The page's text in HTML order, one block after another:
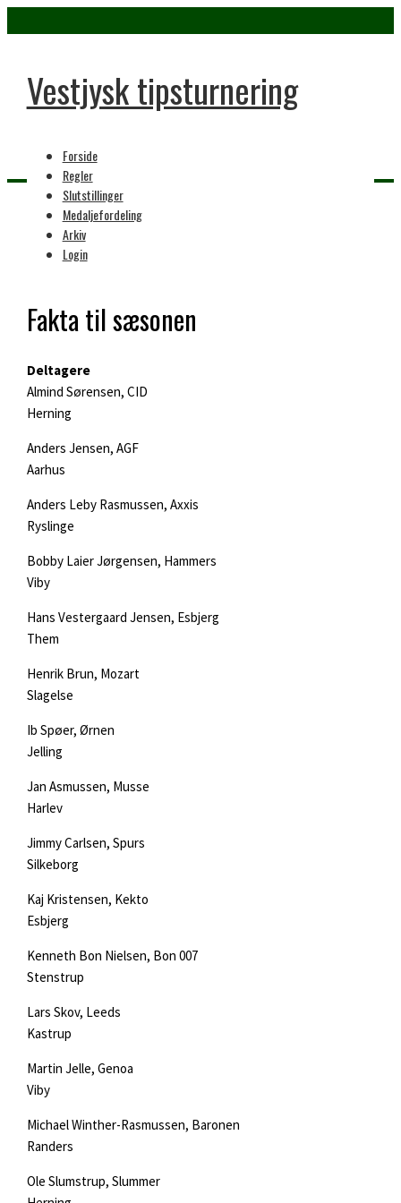
Vestjysk tipsturnering
Forside
Regler
Slutstillinger
Medaljefordeling
Arkiv
Login
Home
11. sæson
Fakta til sæsonen
Deltagere
Almind Sørensen, CID
Herning
Anders Jensen, AGF
Aarhus
Anders Leby Rasmussen, Axxis
Ryslinge
Bobby Laier Jørgensen, Hammers
Viby
Hans Vestergaard Jensen, Esbjerg
Them
Henrik Brun, Mozart
Slagelse
Ib Spøer, Ørnen
Jelling
Jan Asmussen, Musse
Harlev
Jimmy Carlsen, Spurs
Silkeborg
Kaj Kristensen, Kekto
Esbjerg
Kenneth Bon Nielsen, Bon 007
Stenstrup
Lars Skov, Leeds
Kastrup
Martin Jelle, Genoa
Viby
Michael Winther-Rasmussen, Baronen
Randers
Ole Slumstrup, Slummer